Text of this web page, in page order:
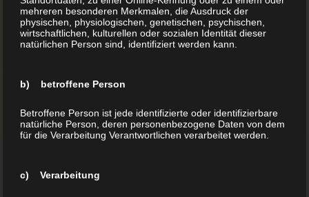
mehreren besonderen Merkmalen, die Ausdruck der
physischen, physiologischen, genetischen, psychischen,
wirtschaftlichen, kulturellen oder sozialen Identität dieser
natürlichen Person sind, identifiziert werden kann.
b) betroffene Person
Betroffene Person ist jede identifizierte oder identifizierbare
natürliche Person, deren personenbezogene Daten von dem
für die Verarbeitung Verantwortlichen verarbeitet werden.
c) Verarbeitung